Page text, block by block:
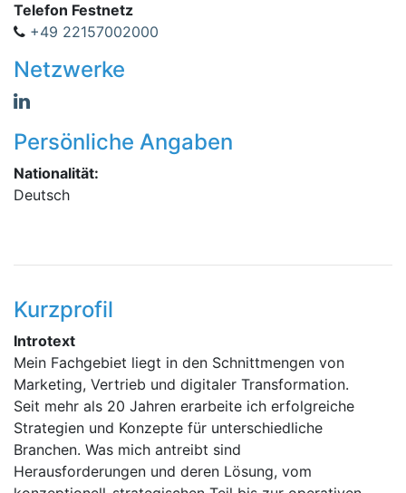
Telefon Festnetz
+49 22157002000
Netzwerke
Persönliche Angaben
Nationalität:
Deutsch
Kurzprofil
Introtext
Mein Fachgebiet liegt in den Schnittmengen von
Marketing, Vertrieb und digitaler Transformation.
Seit mehr als 20 Jahren erarbeite ich erfolgreiche
Strategien und Konzepte für unterschiedliche
Branchen. Was mich antreibt sind
Herausforderungen und deren Lösung, vom